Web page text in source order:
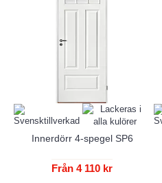
Innerdörr 4-spegel SP6
Från 4 110 kr